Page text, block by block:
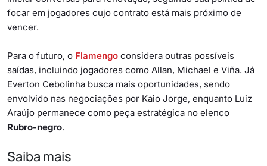
focar em jogadores cujo contrato está mais próximo de
vencer.
Para o futuro, o Flamengo considera outras possíveis
saídas, incluindo jogadores como Allan, Michael e Viña. Já
Everton Cebolinha busca mais oportunidades, sendo
envolvido nas negociações por Kaio Jorge, enquanto Luiz
Araújo permanece como peça estratégica no elenco
Rubro-negro.
Saiba mais